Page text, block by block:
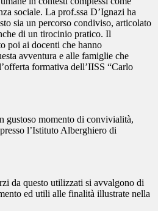
sociale. La prof.ssa D’Ignazi ha
sia un percorso condiviso, articolato
di un tirocinio pratico. Il
poi ai docenti che hanno
avventura e alle famiglie che
formativa dell’IISS “Carlo
gustoso momento di convivialità,
l’Istituto Alberghiero di
da questo utilizzati si avvalgono di
ed utili alle finalità illustrate nella